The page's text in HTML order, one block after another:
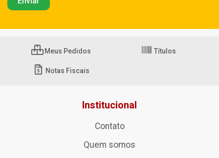
Meus Pedidos Títulos
Notas Fiscais
Institucional
Contato
Quem somos